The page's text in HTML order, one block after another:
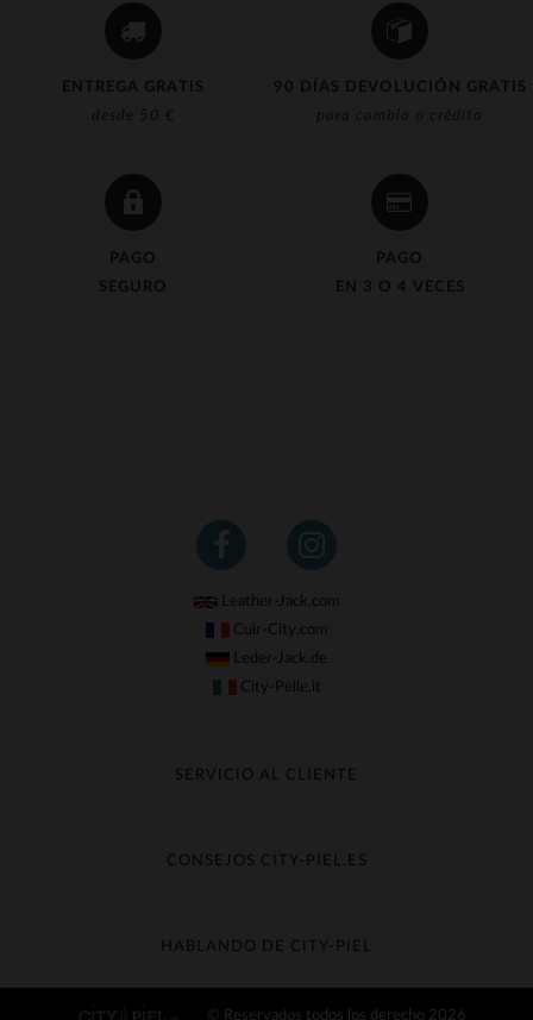
ENTREGA GRATIS
desde 50 €
90 DÍAS DEVOLUCIÓN GRATIS
para cambio o crédito
PAGO
SEGURO
PAGO
EN 3 O 4 VECES
Leather-Jack.com
Cuir-City.com
Leder-Jack.de
City-Pelle.it
SERVICIO AL CLIENTE
Cambio & Reembolso
Contacte con el servicio de atención al cliente
CONSEJOS CITY-PIEL.ES
Guía de materiales
HABLANDO DE CITY-PIEL
© Reservados todos los derecho 2026